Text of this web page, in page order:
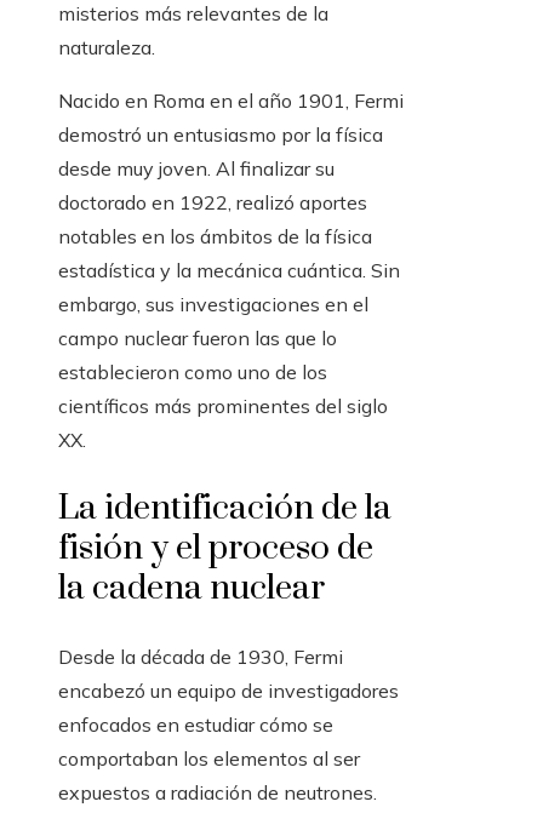
misterios más relevantes de la
naturaleza.
Nacido en Roma en el año 1901, Fermi
demostró un entusiasmo por la física
desde muy joven. Al finalizar su
doctorado en 1922, realizó aportes
notables en los ámbitos de la física
estadística y la mecánica cuántica. Sin
embargo, sus investigaciones en el
campo nuclear fueron las que lo
establecieron como uno de los
científicos más prominentes del siglo
XX.
La identificación de la
fisión y el proceso de
la cadena nuclear
Desde la década de 1930, Fermi
encabezó un equipo de investigadores
enfocados en estudiar cómo se
comportaban los elementos al ser
expuestos a radiación de neutrones.